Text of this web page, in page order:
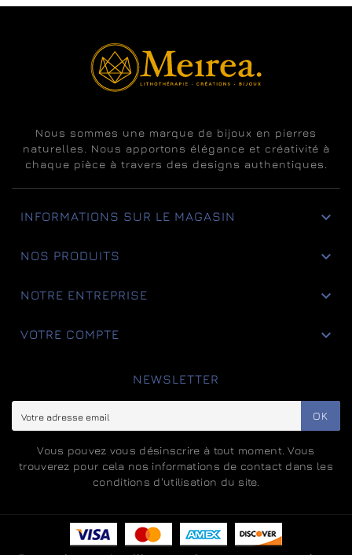
Nous sommes une marque de bijoux en pierres
naturelles. Nous apportons élégance et créativité à
chaque pièce à travers des designs authentiques.
INFORMATIONS SUR LE MAGASIN 
NOS PRODUITS 
NOTRE ENTREPRISE 
VOTRE COMPTE 
NEWSLETTER
OK
Vous pouvez vous désinscrire à tout moment. Vous
trouverez pour cela nos informations de contact dans les
conditions d'utilisation du site.